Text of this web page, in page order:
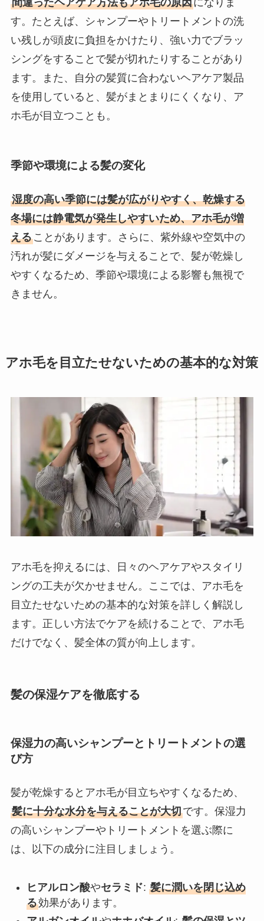
す。たとえば、シャンプーやトリートメントの洗
い残しが頭皮に負担をかけたり、強い力でブラッ
シングをすることで髪が切れたりすることがあり
ます。また、自分の髪質に合わないヘアケア製品
を使用していると、髪がまとまりにくくなり、ア
ホ毛が目立つことも。
季節や環境による髪の変化
湿度の高い季節には髪が広がりやすく、乾燥する
冬場には静電気が発生しやすいため、アホ毛が増
えることがあります。さらに、紫外線や空気中の
汚れが髪にダメージを与えることで、髪が乾燥し
やすくなるため、季節や環境による影響も無視で
きません。
アホ毛を目立たせないための基本的な対策
アホ毛を抑えるには、日々のヘアケアやスタイリ
ングの工夫が欠かせません。ここでは、アホ毛を
目立たせないための基本的な対策を詳しく解説し
ます。正しい方法でケアを続けることで、アホ毛
だけでなく、髪全体の質が向上します。
髪の保湿ケアを徹底する
保湿力の高いシャンプーとトリートメントの選
び方
髪が乾燥するとアホ毛が目立ちやすくなるため、
髪に十分な水分を与えることが大切です。保湿力
の高いシャンプーやトリートメントを選ぶ際に
は、以下の成分に注目しましょう。
ヒアルロン酸やセラミド: 髪に潤いを閉じ込め
る効果があります。